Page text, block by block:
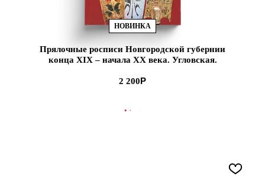
НОВИНКА
Прялочные росписи Новгородской губернии
конца XIX – начала XХ века. Угловская.
2 200
В КОРЗИНУ